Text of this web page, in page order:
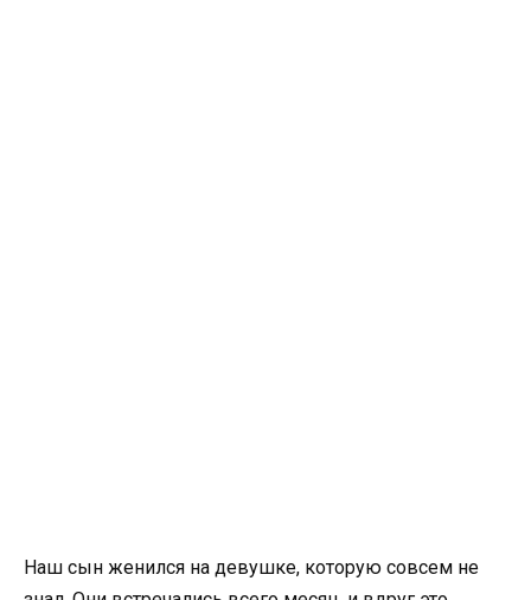
Наш сын женился на девушке, которую совсем не